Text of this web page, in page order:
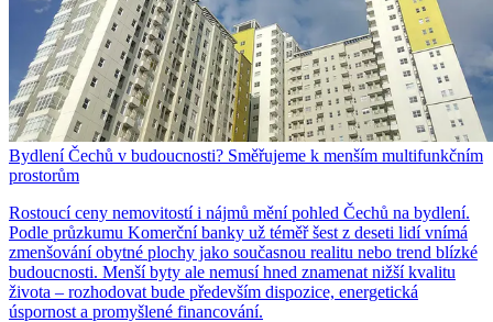
Bydlení Čechů v budoucnosti? Směřujeme k menším multifunkčním
prostorům
Rostoucí ceny nemovitostí i nájmů mění pohled Čechů na bydlení.
Podle průzkumu Komerční banky už téměř šest z deseti lidí vnímá
zmenšování obytné plochy jako současnou realitu nebo trend blízké
budoucnosti. Menší byty ale nemusí hned znamenat nižší kvalitu
života – rozhodovat bude především dispozice, energetická
úspornost a promyšlené financování.